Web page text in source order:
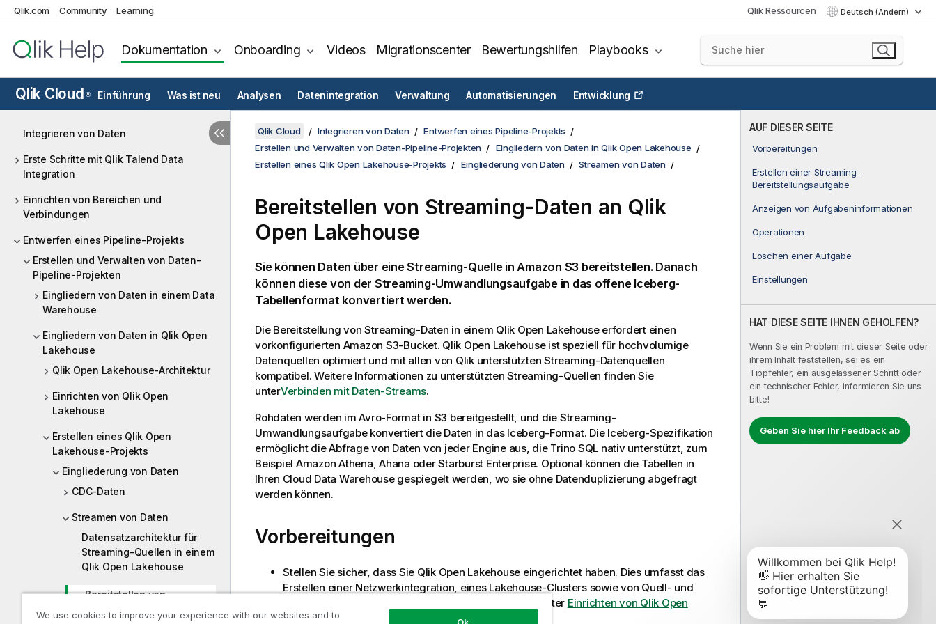
Qlik.com Community Learning Qlik Ressourcen Deutsch (Ändern)
Dokumentation Onboarding Videos Migrationscenter Bewertungshilfen Playbooks
Qlik Cloud ® Einführung Was ist neu Analysen Datenintegration Verwaltung Automatisierungen Entwicklung
Integrieren von Daten
Erste Schritte mit Qlik Talend Data
Integration
Einrichten von Bereichen und
Verbindungen
Entwerfen eines Pipeline-Projekts
Erstellen und Verwalten von Daten-
Pipeline-Projekten
Eingliedern von Daten in einem Data
Warehouse
Eingliedern von Daten in Qlik Open
Lakehouse
Qlik Open Lakehouse-Architektur
Einrichten von Qlik Open
Lakehouse
Erstellen eines Qlik Open
Lakehouse-Projekts
Eingliederung von Daten
CDC-Daten
Streamen von Daten
Datensatzarchitektur für
Streaming-Quellen in einem
Qlik Open Lakehouse
Bereitstellen von
AUF DIESER SEITE
Vorbereitungen
Erstellen einer Streaming-
Bereitstellungsaufgabe
Anzeigen von Aufgabeninformationen
Operationen
Löschen einer Aufgabe
Einstellungen
HAT DIESE SEITE IHNEN GEHOLFEN?
Wenn Sie ein Problem mit dieser Seite oder
ihrem Inhalt feststellen, sei es ein
Tippfehler, ein ausgelassener Schritt oder
ein technischer Fehler, informieren Sie uns
bitte!
Geben Sie hier Ihr Feedback ab
Qlik Cloud Integrieren von Daten
Entwerfen eines Pipeline-Projekts
Erstellen und Verwalten von Daten-Pipeline-Projekten
Eingliedern von Daten in Qlik Open Lakehouse
Erstellen eines Qlik Open Lakehouse-Projekts
Eingliederung von Daten Streamen von Daten
Bereitstellen von Streaming-Daten an Qlik
Open Lakehouse
Sie können Daten über eine Streaming-Quelle in Amazon S3 bereitstellen. Danach
können diese von der Streaming-Umwandlungsaufgabe in das offene Iceberg-
Tabellenformat konvertiert werden.
Die Bereitstellung von Streaming-Daten in einem Qlik Open Lakehouseerfordert einen
vorkonfigurierten Amazon S3-Bucket. Qlik Open Lakehouseist speziell für hochvolumige
Datenquellen optimiert und mit allen von Qlikunterstützten Streaming-Datenquellen
kompatibel. Weitere Informationen zu unterstützten Streaming-Quellen finden Sie
unterVerbinden mit Daten-Streams.
Rohdaten werden im Avro-Format in S3 bereitgestellt, und die Streaming-
Umwandlungsaufgabe konvertiert die Daten in das Iceberg-Format. Die Iceberg-Spezifikation
ermöglicht die Abfrage von Daten von jeder Engine aus, die Trino SQL nativ unterstützt, zum
Beispiel Amazon Athena, Ahana oder Starburst Enterprise. Optional können die Tabellen in
Ihren Cloud Data Warehouse gespiegelt werden, wo sie ohne Datenduplizierung abgefragt
werden können.
Vorbereitungen
Stellen Sie sicher, dass Sie Qlik Open Lakehouse eingerichtet haben. Dies umfasst das
Erstellen einer Netzwerkintegration, eines Lakehouse-Clusters sowie von Quell- und
Zielverbindungen. Weitere Informationen finden Sie unter Einrichten von Qlik Open
Lakehouse.
We use cookies to improve your experience with our websites and to